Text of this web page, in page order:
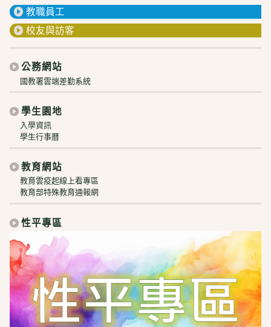
教職員工
校友與訪客
公務網站
國教署雲端差勤系統
學生園地
入學資訊
學生行事曆
教育網站
教育雲疫起線上看專區
教育部特殊教育通報網
性平專區